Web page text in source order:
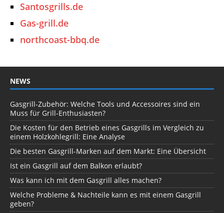
Santosgrills.de
Gas-grill.de
northcoast-bbq.de
NEWS
Gasgrill-Zubehör: Welche Tools und Accessoires sind ein
Muss für Grill-Enthusiasten?
Die Kosten für den Betrieb eines Gasgrills im Vergleich zu
einem Holzkohlegrill: Eine Analyse
Die besten Gasgrill-Marken auf dem Markt: Eine Übersicht
Ist ein Gasgrill auf dem Balkon erlaubt?
Was kann ich mit dem Gasgrill alles machen?
Welche Probleme & Nachteile kann es mit einem Gasgrill
geben?